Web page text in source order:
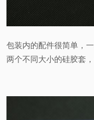
包装内的配件很简单，
两个不同大小的硅胶套